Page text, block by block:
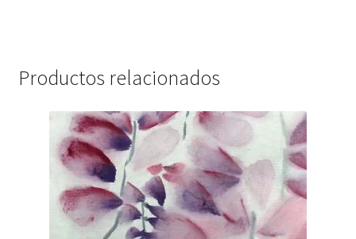
Productos relacionados